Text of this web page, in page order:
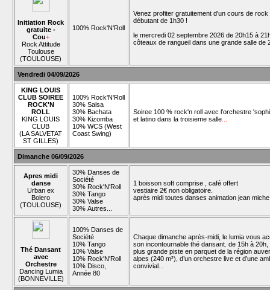
Initiation Rock
gratuite -
Cou+
Rock Attitude
Toulouse
(TOULOUSE)
100% Rock'N'Roll
Venez profiter gratuitement d'un cours de rock
débutant de 1h30 !
le mercredi 02 septembre 2026 de 20h15 à
côteaux de rangueil dans une grande salle de
Vendredi 04/09/2026
KING LOUIS
CLUB SOIREE
ROCK'N
ROLL
KING LOUIS
CLUB
(LA SALVETAT
ST GILLES)
100% Rock'N'Roll
30% Salsa
30% Bachata
30% Kizomba
10% WCS (West
Coast Swing)
Soiree 100 % rock'n roll avec l'orchestre
et latino dans la troisieme salle
Dimanche 06/09/2026
Apres midi
danse
Urban ex
Bolero
(TOULOUSE)
30% Danses de
Société
30% Rock'N'Roll
30% Tango
30% Valse
30% Autres...
1 boisson soft comprise , café offert
vestiaire 2€ non obligatoire.
après midi toutes danses animation jean miche
Thé Dansant
avec
Orchestre
Dancing Lumia
(BONNEVILLE)
100% Danses de
Société
10% Tango
10% Valse
10% Rock'N'Roll
10% Disco,
Année 80
Chaque dimanche après-midi, le lumia vous
son incontournable thé dansant. de 15h à 20h,
plus grande piste en parquet de la région
alpes (240 m²), d’un orchestre live et d’une
convivial